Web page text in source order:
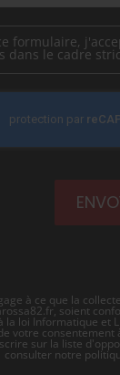
formulaire,
dans le cadre
à ce que la
, soient
la loi Informatique
votre consentement
sur la liste
consulter notre